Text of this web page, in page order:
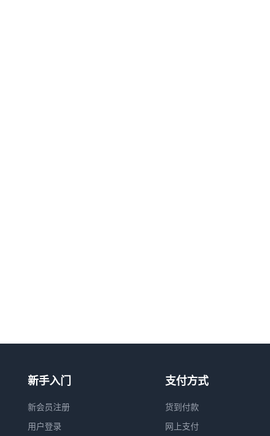
新手入门
新会员注册
用户登录
支付方式
货到付款
网上支付